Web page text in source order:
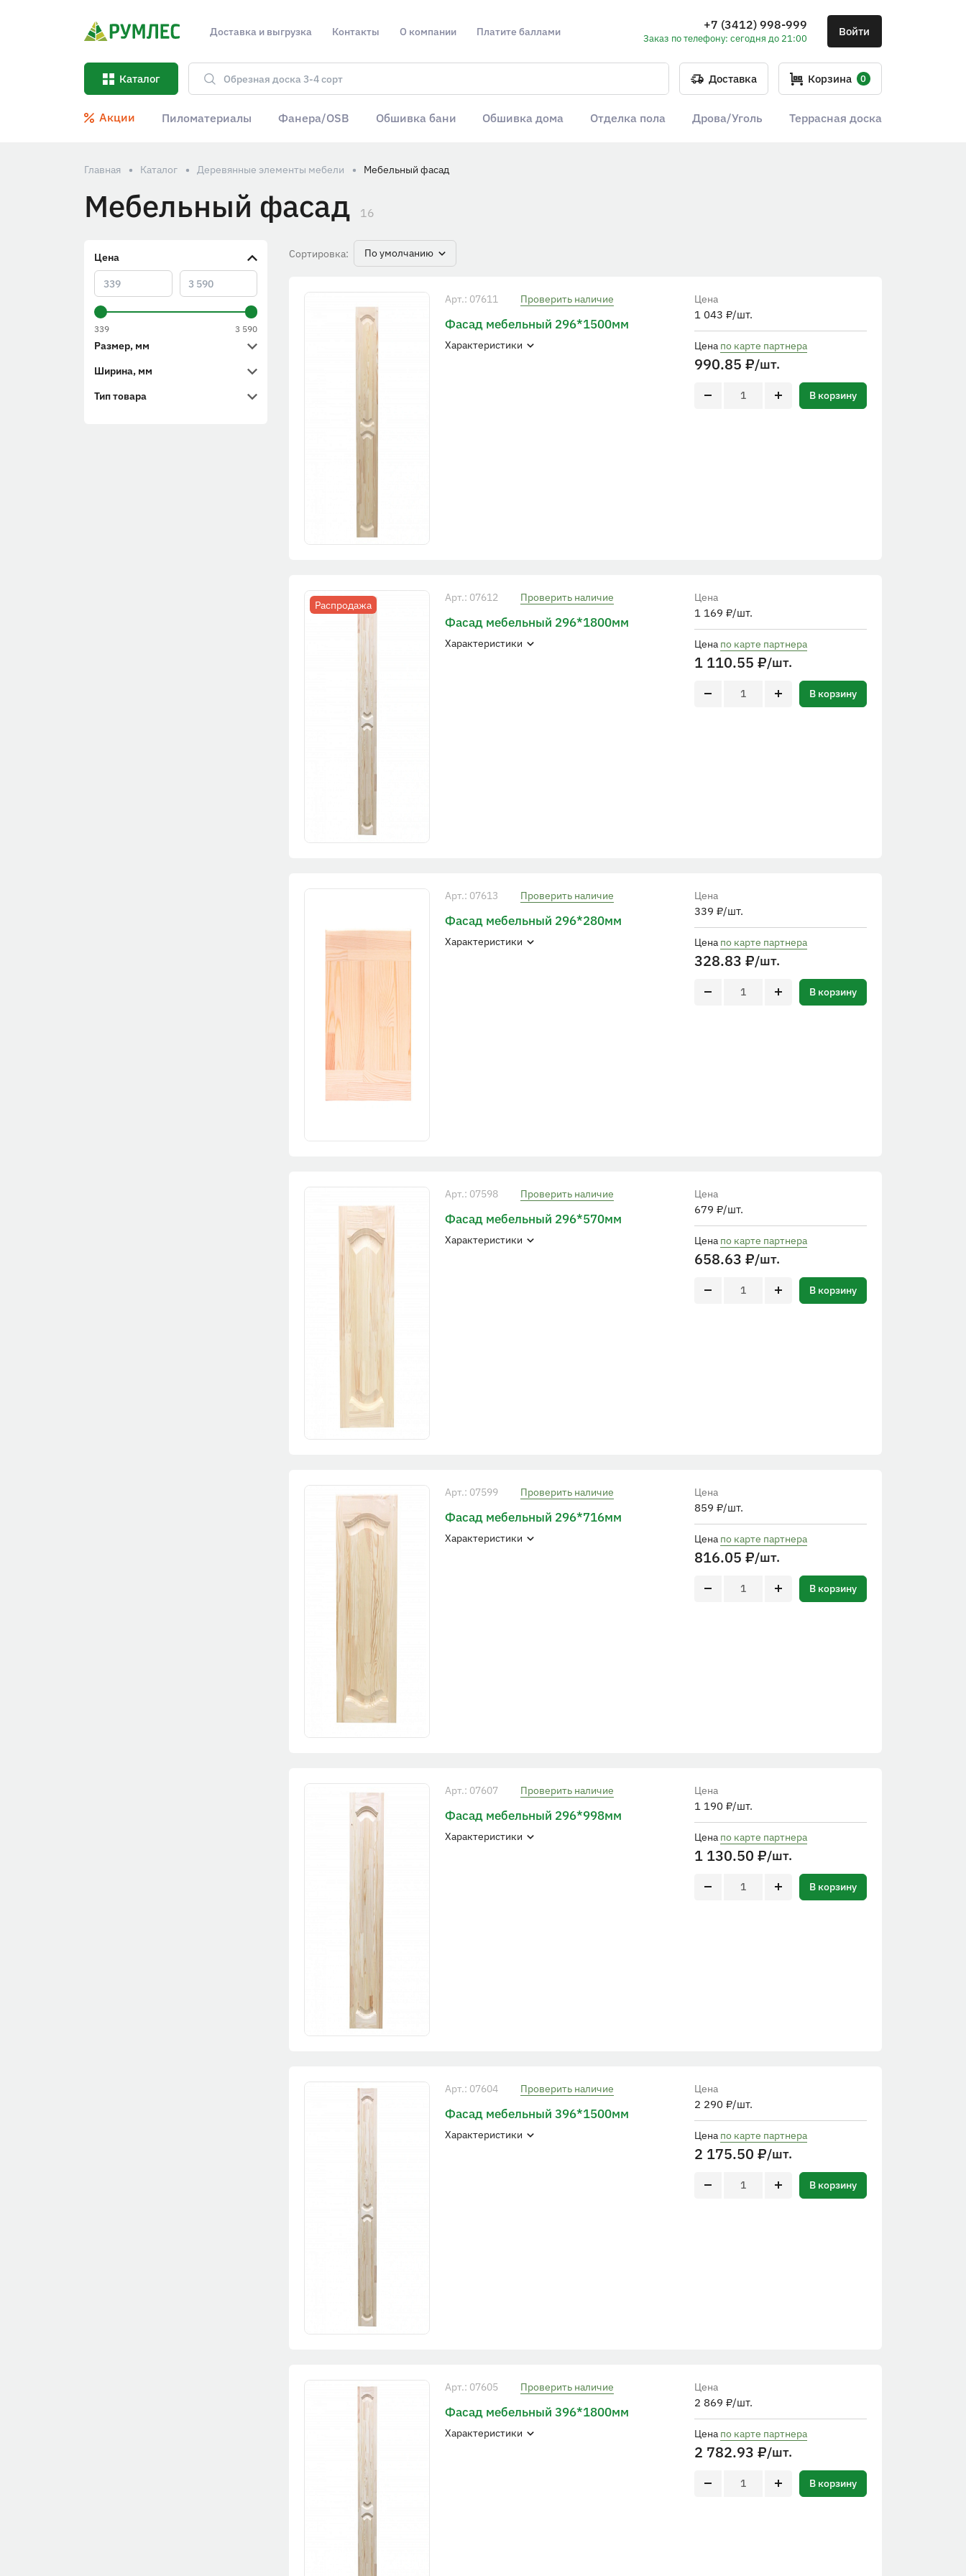
Доставка и выгрузка Контакты О компании Платите баллами +7 (3412) 998-999
Заказ по телефону: сегодня до 21:00
Войти
Каталог Доставка Корзина 0
Акции Пиломатериалы Фанера/OSB Обшивка бани Обшивка дома Отделка пола Дрова/Уголь Террасная доска
Главная Каталог Деревянные элементы мебели Мебельный фасад
Мебельный фасад 16
Сортировка: По умолчанию
Арт.: 07611 Проверить наличие
Фасад мебельный 296*1500мм
Характеристики
Цена
1 043 ₽/шт.
Цена по карте партнера
990.85 ₽/шт.
В корзину
Распродажа
Арт.: 07612 Проверить наличие
Фасад мебельный 296*1800мм
Характеристики
Цена
1 169 ₽/шт.
Цена по карте партнера
1 110.55 ₽/шт.
В корзину
Арт.: 07613 Проверить наличие
Фасад мебельный 296*280мм
Характеристики
Цена
339 ₽/шт.
Цена по карте партнера
328.83 ₽/шт.
В корзину
Арт.: 07598 Проверить наличие
Фасад мебельный 296*570мм
Характеристики
Цена
679 ₽/шт.
Цена по карте партнера
658.63 ₽/шт.
В корзину
Арт.: 07599 Проверить наличие
Фасад мебельный 296*716мм
Характеристики
Цена
859 ₽/шт.
Цена по карте партнера
816.05 ₽/шт.
В корзину
Арт.: 07607 Проверить наличие
Фасад мебельный 296*998мм
Характеристики
Цена
1 190 ₽/шт.
Цена по карте партнера
1 130.50 ₽/шт.
В корзину
Арт.: 07604 Проверить наличие
Фасад мебельный 396*1500мм
Характеристики
Цена
2 290 ₽/шт.
Цена по карте партнера
2 175.50 ₽/шт.
В корзину
Арт.: 07605 Проверить наличие
Фасад мебельный 396*1800мм
Характеристики
Цена
2 869 ₽/шт.
Цена по карте партнера
2 782.93 ₽/шт.
В корзину
Цена
339 3 590
Размер, мм
Ширина, мм
Тип товара